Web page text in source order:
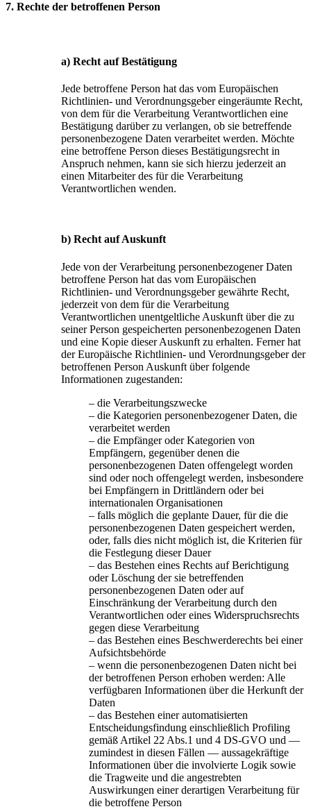
7. Rechte der betroffenen Person
a) Recht auf Bestätigung
Jede betroffene Person hat das vom Europäischen
Richtlinien- und Verordnungsgeber eingeräumte Recht,
von dem für die Verarbeitung Verantwortlichen eine
Bestätigung darüber zu verlangen, ob sie betreffende
personenbezogene Daten verarbeitet werden. Möchte
eine betroffene Person dieses Bestätigungsrecht in
Anspruch nehmen, kann sie sich hierzu jederzeit an
einen Mitarbeiter des für die Verarbeitung
Verantwortlichen wenden.
b) Recht auf Auskunft
Jede von der Verarbeitung personenbezogener Daten
betroffene Person hat das vom Europäischen
Richtlinien- und Verordnungsgeber gewährte Recht,
jederzeit von dem für die Verarbeitung
Verantwortlichen unentgeltliche Auskunft über die zu
seiner Person gespeicherten personenbezogenen Daten
und eine Kopie dieser Auskunft zu erhalten. Ferner hat
der Europäische Richtlinien- und Verordnungsgeber der
betroffenen Person Auskunft über folgende
Informationen zugestanden:
– die Verarbeitungszwecke
– die Kategorien personenbezogener Daten, die
verarbeitet werden
– die Empfänger oder Kategorien von
Empfängern, gegenüber denen die
personenbezogenen Daten offengelegt worden
sind oder noch offengelegt werden, insbesondere
bei Empfängern in Drittländern oder bei
internationalen Organisationen
– falls möglich die geplante Dauer, für die die
personenbezogenen Daten gespeichert werden,
oder, falls dies nicht möglich ist, die Kriterien für
die Festlegung dieser Dauer
– das Bestehen eines Rechts auf Berichtigung
oder Löschung der sie betreffenden
personenbezogenen Daten oder auf
Einschränkung der Verarbeitung durch den
Verantwortlichen oder eines Widerspruchsrechts
gegen diese Verarbeitung
– das Bestehen eines Beschwerderechts bei einer
Aufsichtsbehörde
– wenn die personenbezogenen Daten nicht bei
der betroffenen Person erhoben werden: Alle
verfügbaren Informationen über die Herkunft der
Daten
– das Bestehen einer automatisierten
Entscheidungsfindung einschließlich Profiling
gemäß Artikel 22 Abs.1 und 4 DS-GVO und —
zumindest in diesen Fällen — aussagekräftige
Informationen über die involvierte Logik sowie
die Tragweite und die angestrebten
Auswirkungen einer derartigen Verarbeitung für
die betroffene Person